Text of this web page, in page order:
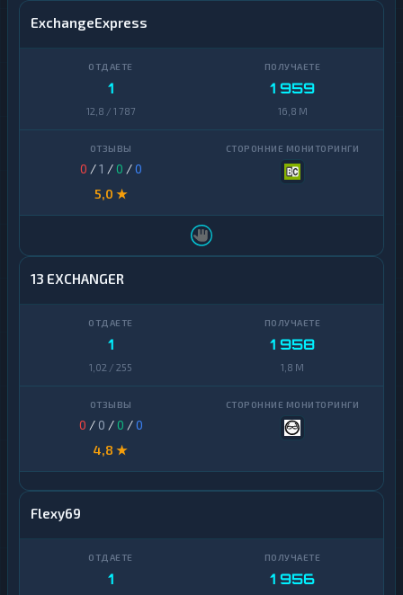
ExchangeExpress
1
12,8 / 1 787
1 959
16,8 M
0 /1 /0 /0
5,0 ★
13 EXCHANGER
1
1,02 / 255
1 958
1,8 M
0 / 0 /0 /0
4,8 ★
Flexy69
1 1 956